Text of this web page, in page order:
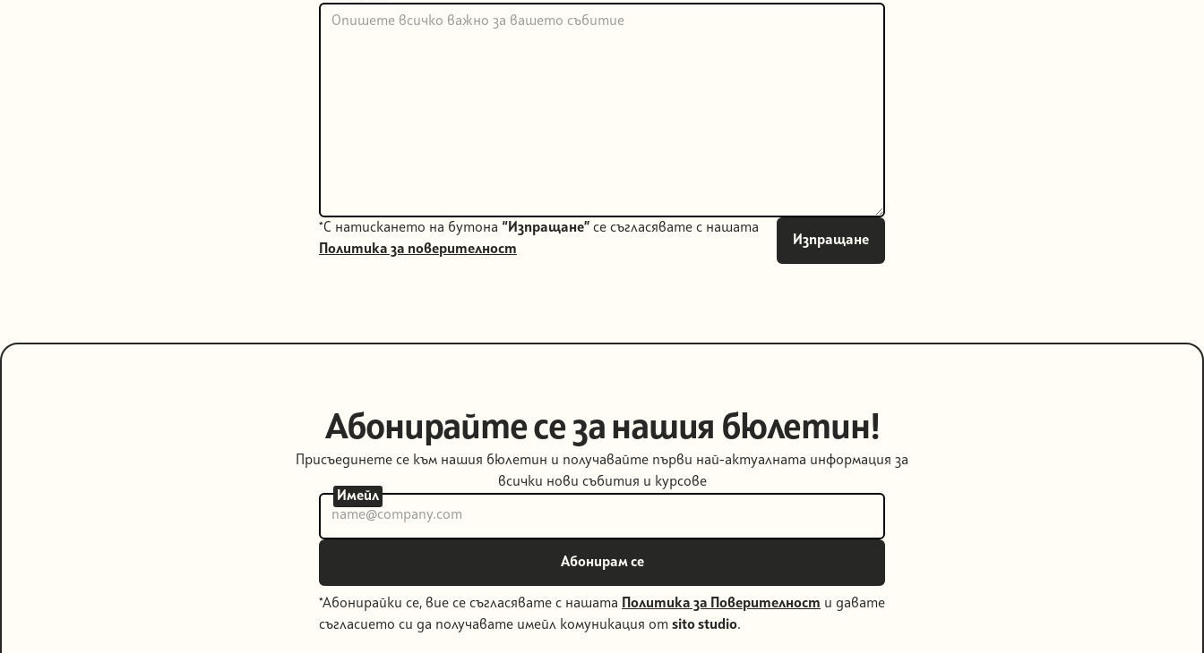
*С натискането на бутона “Изпращане” се съгласявате с нашата
Политика за поверителност
Абонирайте се за нашия бюлетин!
Присъединете се към нашия бюлетин и получавайте първи най-актуалната информация за
всички нови събития и курсове
Имейл
*Абонирайки се, вие се съгласявате с нашата Политика за Поверителност и давате
съгласието си да получавате имейл комуникация от sito studio.